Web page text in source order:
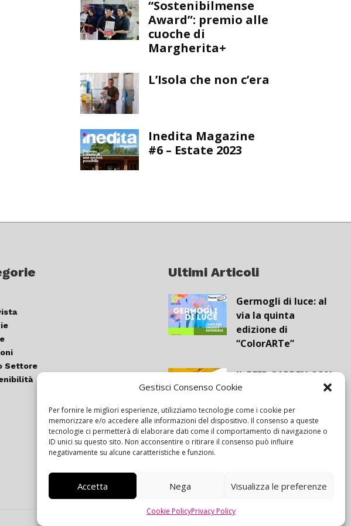
Gestisci Consenso Cookie
Per fornire le migliori esperienze, utilizziamo tecnologie come i cookie per
memorizzare e/o accedere alle informazioni del dispositivo. Il consenso a queste
tecnologie ci permetterà di elaborare dati come il comportamento di navigazione o
ID unici su questo sito. Non acconsentire o ritirare il consenso può influire
negativamente su alcune caratteristiche e funzioni.
Accetta Nega Visualizza le preferenze
Cookie PolicyPrivacy Policy
“Sostenibilmense
Award”: premio alle
cuoche di
Margherita+
L’Isola che non c’era
Inedita Magazine
#6 – Estate 2023
Settore
Ultimi Articoli
Germogli di luce: al
via la quinta
edizione di
“ColorARTe”
IL BEER GARDEN CON
IL GIALLONE
Siamo pronti a
navigare “contro